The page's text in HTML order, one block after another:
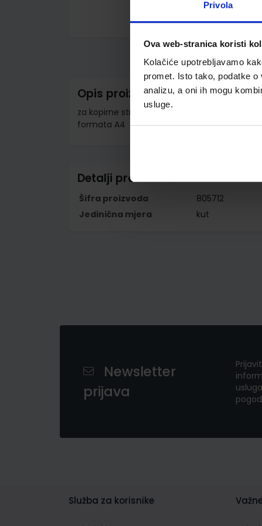
Privola
Ova web-stranica koristi
Kolačiće upotrebljavamo
promet. Isto tako, podatke
analizu, a oni ih mogu
usluge.
gallery
Opis proizvoda
za kopirne strojeve; za ispis na mono i kolor
formata A4
Detalji proizvoda
Šifra proizvoda
805712
Jedinična mjera
kut
Newsletter
prijava
Služba za korisnike